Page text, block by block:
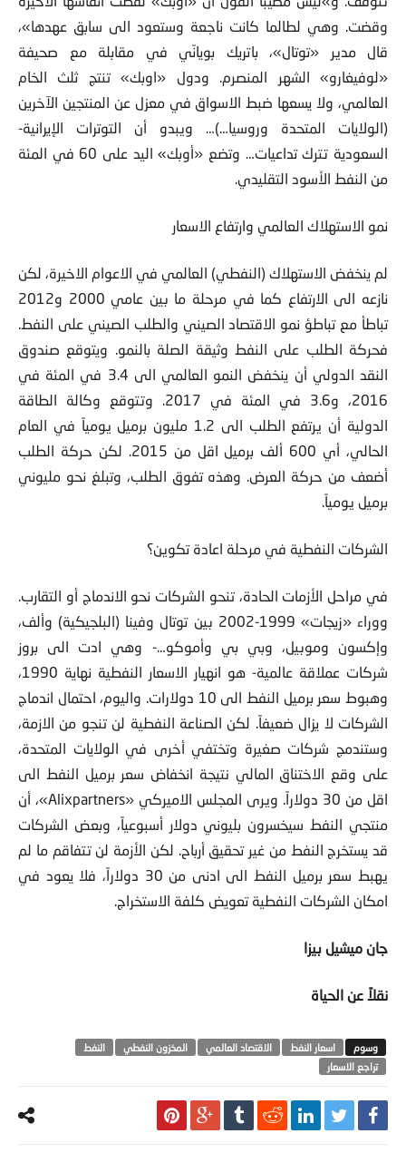
وقضت. وهي لطالما كانت ناجعة وستعود الى سابق عهدها»،
قال مدير «توتال»، باتريك بويانّي في مقابلة مع صحيفة
«لوفيغارو» الشهر المنصرم. ودول «اوبك» تنتج ثلث الخام
العالمي، ولا يسعها ضبط الاسواق في معزل عن المنتجين الآخرين
(الولايات المتحدة وروسيا…)… ويبدو أن التوترات الإيرانية-
السعودية تترك تداعيات… وتضع «أوبك» اليد على 60 في المئة
من النفط الأسود التقليدي.
نمو الاستهلاك العالمي وارتفاع الاسعار
لم ينخفض الاستهلاك (النفطي) العالمي في الاعوام الاخيرة، لكن
نازعه الى الارتفاع كما في مرحلة ما بين عامي 2000 و2012
تباطأ مع تباطؤ نمو الاقتصاد الصيني والطلب الصيني على النفط.
فحركة الطلب على النفط وثيقة الصلة بالنمو. ويتوقع صندوق
النقد الدولي أن ينخفض النمو العالمي الى 3.4 في المئة في
2016، و3.6 في المئة في 2017. وتتوقع وكالة الطاقة
الدولية أن يرتفع الطلب الى 1.2 مليون برميل يومياً في العام
الحالي، أي 600 ألف برميل اقل من 2015. لكن حركة الطلب
أضعف من حركة العرض. وهذه تفوق الطلب، وتبلغ نحو مليوني
برميل يومياً.
الشركات النفطية في مرحلة اعادة تكوين؟
في مراحل الأزمات الحادة، تنحو الشركات نحو الاندماج أو التقارب.
ووراء «زيجات» 1999-2002 بين توتال وفينا (البلجيكية) وألف،
وإكسون وموبيل، وبي بي وأموكو…- وهي ادت الى بروز
شركات عملاقة عالمية- هو انهيار الاسعار النفطية نهاية 1990،
وهبوط سعر برميل النفط الى 10 دولارات. واليوم، احتمال اندماج
الشركات لا يزال ضعيفاً. لكن الصناعة النفطية لن تنجو من الازمة،
وستندمج شركات صغيرة وتختفي أخرى في الولايات المتحدة،
على وقع الاختناق المالي نتيجة انخفاض سعر برميل النفط الى
اقل من 30 دولاراً. ويرى المجلس الاميركي «Alixpartners»، أن
منتجي النفط سيخسرون بليوني دولار أسبوعياً، وبعض الشركات
قد يستخرج النفط من غير تحقيق أرباح. لكن الأزمة لن تتفاقم ما لم
يهبط سعر برميل النفط الى ادنى من 30 دولاراً، فلا يعود في
امكان الشركات النفطية تعويض كلفة الاستخراج.
جان ميشيل بيزا
نقلاً عن الحياة
اسعار النفط الاقتصاد العالمي المخزون النفطي
النفط
تراجع الاسعار